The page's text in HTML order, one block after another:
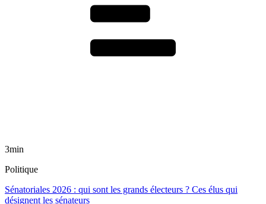
3min
Politique
Sénatoriales 2026 : qui sont les grands électeurs ? Ces élus qui
désignent les sénateurs